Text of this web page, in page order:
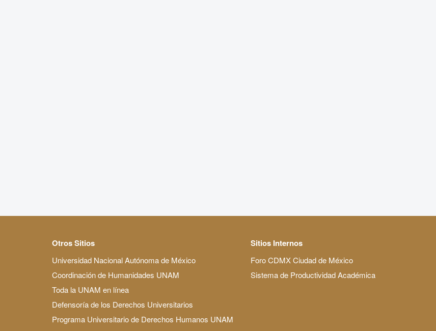
Otros Sitios
Universidad Nacional Autónoma de México
Coordinación de Humanidades UNAM
Toda la UNAM en línea
Defensoría de los Derechos Universitarios
Programa Universitario de Derechos Humanos UNAM
Sitios Internos
Foro CDMX Ciudad de México
Sistema de Productividad Académica